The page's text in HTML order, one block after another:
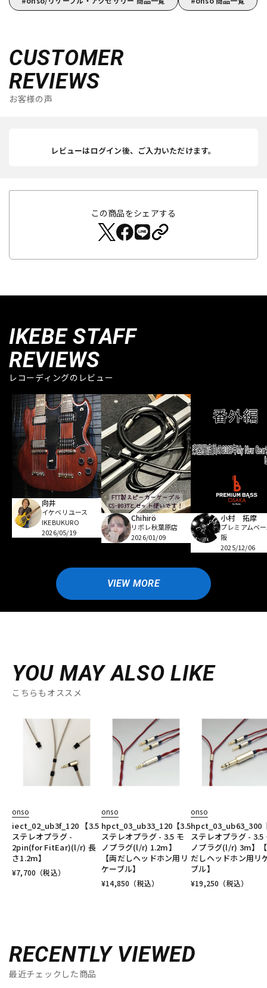
CUSTOMER
REVIEWS
お客様の声
レビューはログイン後、ご入力いただけます。
この商品をシェアする
IKEBE STAFF
REVIEWS
レコーディングのレビュー
向井
イケベリユース
IKEBUKURO
2026/05/19
Chihirö
リボレ秋葉原店
2026/01/09
小村 拓摩
プレミアムベ
阪
2025/12/06
VIEW MORE
YOU MAY ALSO LIKE
こちらもオススメ
onso
iect_02_ub3f_120 【3.5
ステレオプラグ -
2pin(for FitEar)(l/r) 長
さ1.2m】
¥7,700 （税込）
onso
hpct_03_ub33_120【3.5
ステレオプラグ - 3.5 モ
ノプラグ(l/r) 1.2m】
【両だしヘッドホン用リ
ケーブル】
¥14,850 （税込）
onso
hpct_03_ub63_300
ステレオプラグ - 3.5
ノプラグ(l/r) 3m】
だしヘッドホン用リ
ブル】
¥19,250 （税込）
RECENTLY VIEWED
最近チェックした商品